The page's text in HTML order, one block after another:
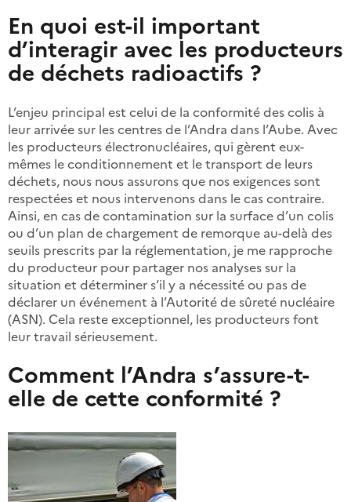
En quoi est-il important
d’interagir avec les producteurs
de déchets radioactifs ?
L’enjeu principal est celui de la conformité des colis à
leur arrivée sur les centres de l’Andra dans l’Aube. Avec
les producteurs électronucléaires, qui gèrent eux-
mêmes le conditionnement et le transport de leurs
déchets, nous nous assurons que nos exigences sont
respectées et nous intervenons dans le cas contraire.
Ainsi, en cas de contamination sur la surface d’un colis
ou d’un plan de chargement de remorque au-delà des
seuils prescrits par la réglementation, je me rapproche
du producteur pour partager nos analyses sur la
situation et déterminer s’il y a nécessité ou pas de
déclarer un événement à l’Autorité de sûreté nucléaire
(ASN). Cela reste exceptionnel, les producteurs font
leur travail sérieusement.
Comment l’Andra s’assure-t-
elle de cette conformité ?